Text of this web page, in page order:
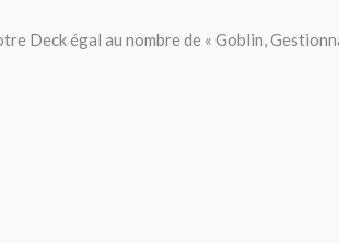
Deck égal au nombre de « Goblin,